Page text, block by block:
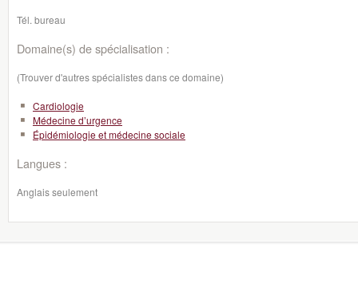
Tél. bureau
Domaine(s) de spécialisation :
(Trouver d'autres spécialistes dans ce domaine)
Cardiologie
Médecine d’urgence
Épidémiologie et médecine sociale
Langues :
Anglais seulement